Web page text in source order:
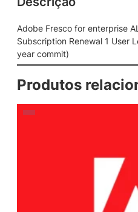
Adobe Fresco for enterprise
Subscription Renewal 1 User
year commit)
Produtos